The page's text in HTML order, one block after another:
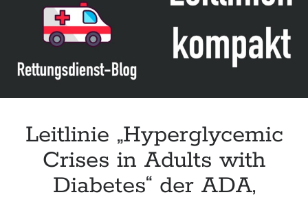
State
–
Emergency
CHQ
Leitlinie „Hyperglycemic
Crises in Adults with
Diabetes“ der ADA,